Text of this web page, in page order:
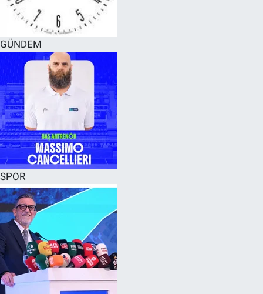
GÜNDEM
SPOR